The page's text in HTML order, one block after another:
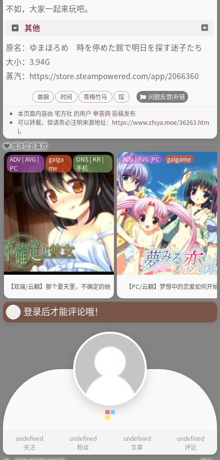
不如，大家一起来玩吧。
其他
原名：ゆまほろめ 時を停めた館で明日を探す迷子たち
大小：3.94G
蒸汽：https://store.steampowered.com/app/2066360
兽娘 时间 青梅竹马 馆 问题反馈|补链
本页面内容由 宅方社 的用户 举丧鸽投稿发布
可以转载，但请务必注明来源地址： https://www.zfsya.moe/36263.htm
l。
或许您会喜欢
【双端/云翻】那个夏天里，不确定的她
ADV | AVG |
PC
galga
me
ONS | KR |
手机
【PC/云翻】梦想中的恋爱如何开始
ADV | AVG |PC galgame
登录后才能评论哦！
undefined
关注
undefined
粉丝
undefined
文章
undefined
评论